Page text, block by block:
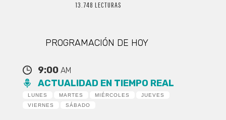
13.748 LECTURAS
PROGRAMACIÓN DE HOY
9:00 AM
ACTUALIDAD EN TIEMPO REAL
LUNES MARTES MIÉRCOLES
JUEVES
VIERNES
SÁBADO